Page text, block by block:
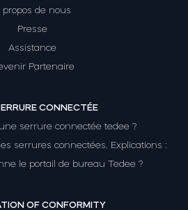
propos de nous
Presse
Assistance
Partenaire
CONNECTÉE
serrure connectée tedee ?
serrures connectées. Explications :
le portail de bureau Tedee ?
OF CONFORMITY